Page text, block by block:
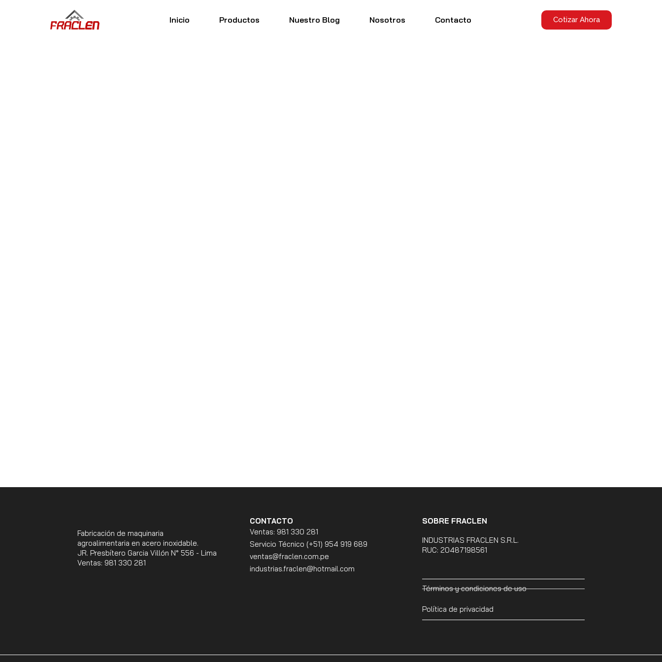
Inicio Productos Nuestro Blog Nosotros Contacto Cotizar Ahora
Fabricación de maquinaria
agroalimentaria en acero inoxidable.
JR. Presbítero Garcia Villón N° 556 - Lima
Ventas: 981 330 281
CONTACTO
Ventas: 981 330 281
Servicio Técnico (+51) 954 919 689
ventas@fraclen.com.pe
industrias.fraclen@hotmail.com
SOBRE FRACLEN
INDUSTRIAS FRACLEN S.R.L.
RUC: 20487198561
Términos y condiciones de uso
Política de privacidad